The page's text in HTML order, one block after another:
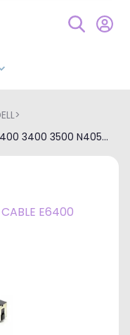
>
3400 3500 N405...
E6400